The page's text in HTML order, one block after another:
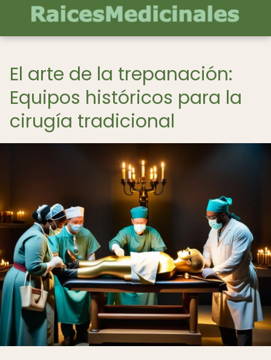
El arte de la trepanación:
Equipos históricos para la
cirugía tradicional